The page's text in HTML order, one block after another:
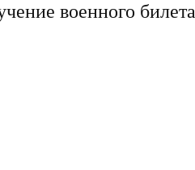
военного билета